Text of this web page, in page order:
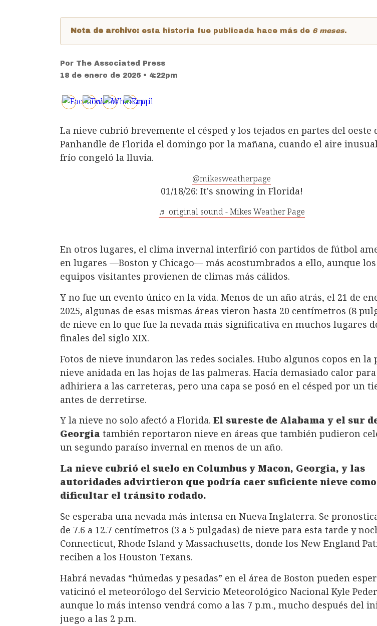
Nota de archivo: esta historia fue publicada hace más de 6 meses.
Por The Associated Press
18 de enero de 2026 • 4:22pm
La nieve cubrió brevemente el césped y los tejados en partes del oeste
Panhandle de Florida el domingo por la mañana, cuando el aire
frío congeló la lluvia.
@mikesweatherpage
01/18/26: It's snowing in Florida!
♬ original sound - Mikes Weather Page
En otros lugares, el clima invernal interfirió con partidos de fútbol
en lugares —Boston y Chicago— más acostumbrados a ello, aunque los
equipos visitantes provienen de climas más cálidos.
Y no fue un evento único en la vida. Menos de un año atrás, el 21 de
2025, algunas de esas mismas áreas vieron hasta 20 centímetros (8
de nieve en lo que fue la nevada más significativa en muchos lugares
finales del siglo XIX.
Fotos de nieve inundaron las redes sociales. Hubo algunos copos en la
nieve anidada en las hojas de las palmeras. Hacía demasiado calor
adhiriera a las carreteras, pero una capa se posó en el césped por un
antes de derretirse.
Y la nieve no solo afectó a Florida. El sureste de Alabama y el sur
Georgia también reportaron nieve en áreas que también pudieron
un segundo paraíso invernal en menos de un año.
La nieve cubrió el suelo en Columbus y Macon, Georgia, y las
autoridades advirtieron que podría caer suficiente nieve
dificultar el tránsito rodado.
Se esperaba una nevada más intensa en Nueva Inglaterra. Se
de 7.6 a 12.7 centímetros (3 a 5 pulgadas) de nieve para esta tarde y
Connecticut, Rhode Island y Massachusetts, donde los New England
reciben a los Houston Texans.
Habrá nevadas “húmedas y pesadas” en el área de Boston pueden
vaticinó el meteorólogo del Servicio Meteorológico Nacional Kyle
aunque lo más intenso vendrá como a las 7 p.m., mucho después del
juego a las 2 p.m.